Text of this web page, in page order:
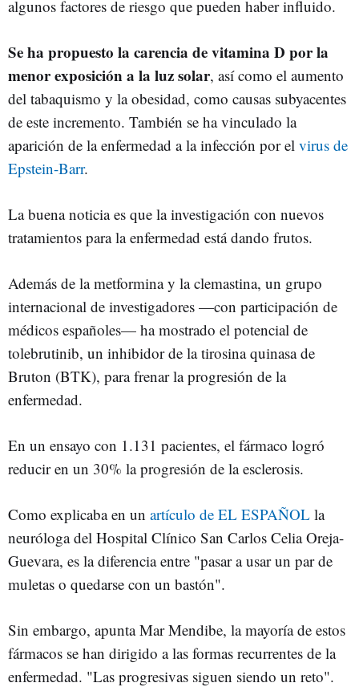
algunos factores de riesgo que pueden haber influido.
Se ha propuesto la carencia de vitamina D por la
menor exposición a la luz solar, así como el aumento
del tabaquismo y la obesidad, como causas subyacentes
de este incremento. También se ha vinculado la
aparición de la enfermedad a la infección por el virus de
Epstein-Barr.
La buena noticia es que la investigación con nuevos
tratamientos para la enfermedad está dando frutos.
Además de la metformina y la clemastina, un grupo
internacional de investigadores —con participación de
médicos españoles— ha mostrado el potencial de
tolebrutinib, un inhibidor de la tirosina quinasa de
Bruton (BTK), para frenar la progresión de la
enfermedad.
En un ensayo con 1.131 pacientes, el fármaco logró
reducir en un 30% la progresión de la esclerosis.
Como explicaba en un artículo de EL ESPAÑOL la
neuróloga del Hospital Clínico San Carlos Celia Oreja-
Guevara, es la diferencia entre "pasar a usar un par de
muletas o quedarse con un bastón".
Sin embargo, apunta Mar Mendibe, la mayoría de estos
fármacos se han dirigido a las formas recurrentes de la
enfermedad. "Las progresivas siguen siendo un reto".